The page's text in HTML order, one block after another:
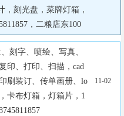
，刻光盘，菜牌灯箱，
，二粮店东100
刻字、喷绘、写真、
印、打印、扫描，cad
刷装订、传单画册、lo
卡布灯箱，灯箱片，1
11-02